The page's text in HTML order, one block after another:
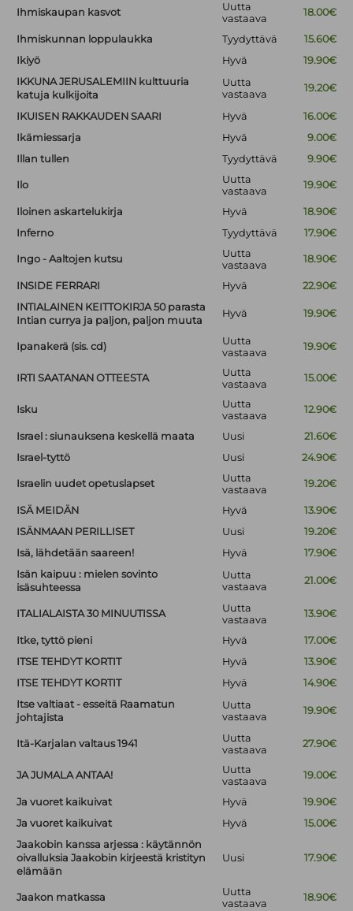
Ihmiskaupan kasvot
Uutta
vastaava
18.00€
Ihmiskunnan loppulaukka Tyydyttävä
15.60€
Ikiyö
Hyvä
19.90€
IKKUNA JERUSALEMIIN kulttuuria
katuja kulkijoita
Uutta
vastaava
19.20€
IKUISEN RAKKAUDEN SAARI Hyvä
16.00€
Ikämiessarja
Hyvä
9.00€
Illan tullen
Tyydyttävä 9.90€
Ilo
Uutta
vastaava
19.90€
Iloinen askartelukirja Hyvä
18.90€
Inferno
Tyydyttävä 17.90€
Ingo - Aaltojen kutsu
Uutta
vastaava
18.90€
INSIDE FERRARI Hyvä
22.90€
INTIALAINEN KEITTOKIRJA 50 parasta
Intian currya ja paljon, paljon muuta
Hyvä 19.90€
Ipanakerä (sis. cd)
Uutta
vastaava
19.90€
IRTI SAATANAN OTTEESTA
Uutta
vastaava
15.00€
Isku
Uutta
vastaava
12.90€
Israel : siunauksena keskellä maata Uusi
21.60€
Israel-tyttö
Uusi 24.90€
Israelin uudet opetuslapset
Uutta
vastaava
19.20€
ISÄ MEIDÄN Hyvä
13.90€
ISÄNMAAN PERILLISET
Uusi
19.20€
Isä, lähdetään saareen!
Hyvä
17.90€
Isän kaipuu : mielen sovinto
isäsuhteessa
Uutta
vastaava
21.00€
ITALIALAISTA 30 MINUUTISSA
Uutta
vastaava
13.90€
Itke, tyttö pieni Hyvä
17.00€
ITSE TEHDYT KORTIT
Hyvä
13.90€
ITSE TEHDYT KORTIT
Hyvä
14.90€
Itse valtiaat - esseitä Raamatun
johtajista
Uutta
vastaava
19.90€
Itä-Karjalan valtaus 1941
Uutta
vastaava
27.90€
JA JUMALA ANTAA!
Uutta
vastaava
19.00€
Ja vuoret kaikuivat Hyvä
19.90€
Ja vuoret kaikuivat
Hyvä
15.00€
Jaakobin kanssa arjessa : käytännön
oivalluksia Jaakobin kirjeestä kristityn
elämään
Uusi 17.90€
Jaakon matkassa
Uutta
vastaava
18.90€